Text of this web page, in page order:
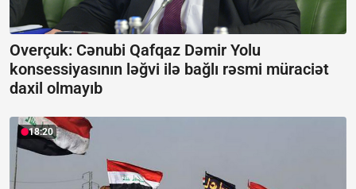
Overçuk: Cənubi Qafqaz Dəmir Yolu
konsessiyasının ləğvi ilə bağlı rəsmi müraciət
daxil olmayıb
18:20